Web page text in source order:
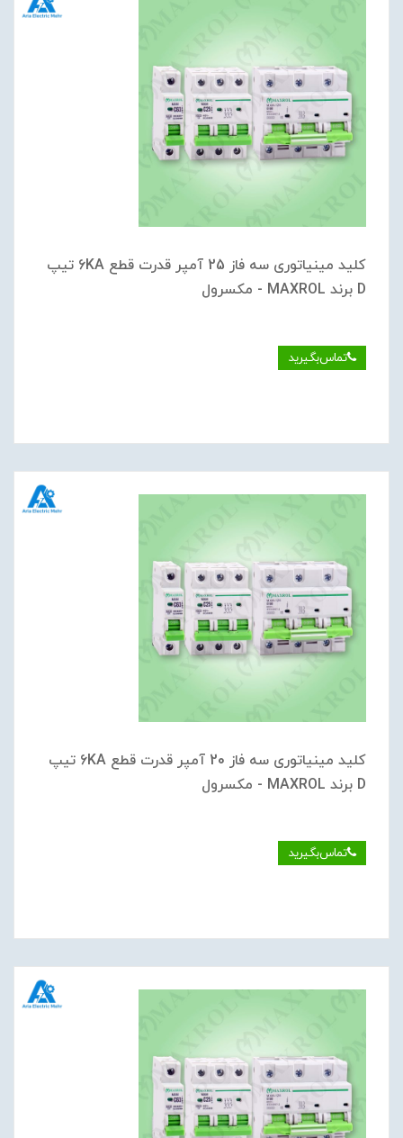
کلید مینیاتوری سه فاز 25 آمپر قدرت قطع 6KA تیپ
D برند MAXROL - مکسرول
تماس‌بگیرید
کلید مینیاتوری سه فاز 20 آمپر قدرت قطع 6KA تیپ
D برند MAXROL - مکسرول
تماس‌بگیرید